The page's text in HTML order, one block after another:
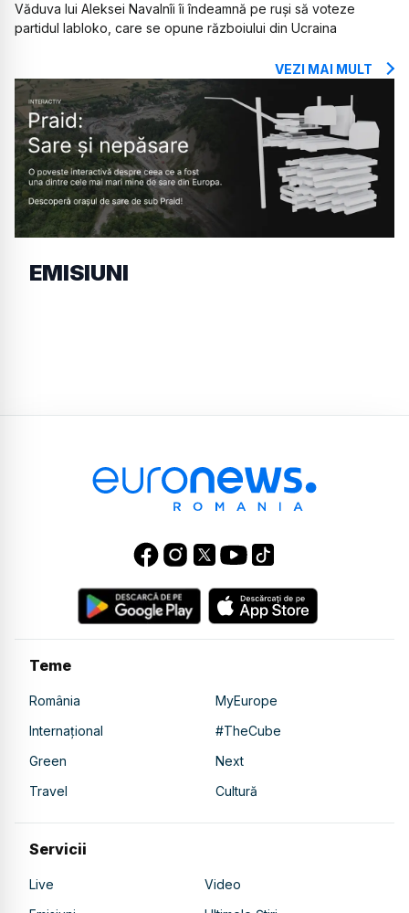
Văduva lui Aleksei Navalnîi îi îndeamnă pe ruși să voteze
partidul Iabloko, care se opune războiului din Ucraina
VEZI MAI MULT
EMISIUNI
Teme
România
MyEurope
Internațional
#TheCube
Green
Next
Travel
Cultură
Servicii
Live
Video